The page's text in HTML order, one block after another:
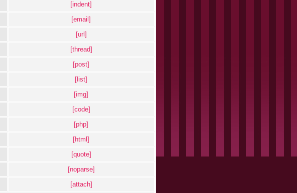
[indent]
[email]
[url]
[thread]
[post]
[list]
[img]
[code]
[php]
[html]
[quote]
[noparse]
[attach]